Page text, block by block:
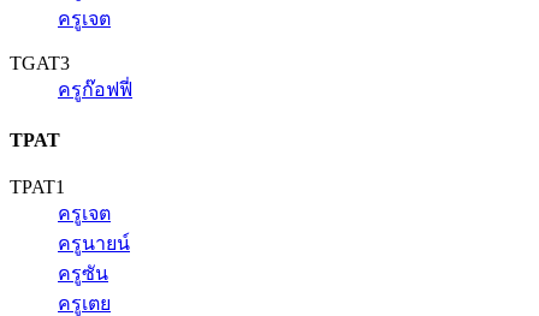
ครูเจต
TGAT3
ครูก๊อฟฟี่
TPAT
TPAT1
ครูเจต
ครูนายน์
ครูซัน
ครูเตย